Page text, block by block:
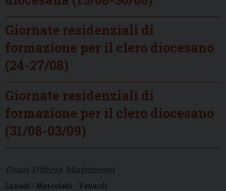
Giornate residenziali di
formazione per il clero diocesano
(24-27/08)
Giornate residenziali di
formazione per il clero diocesano
(31/08-03/09)
Lunedì - Mercoledì - Venerdì